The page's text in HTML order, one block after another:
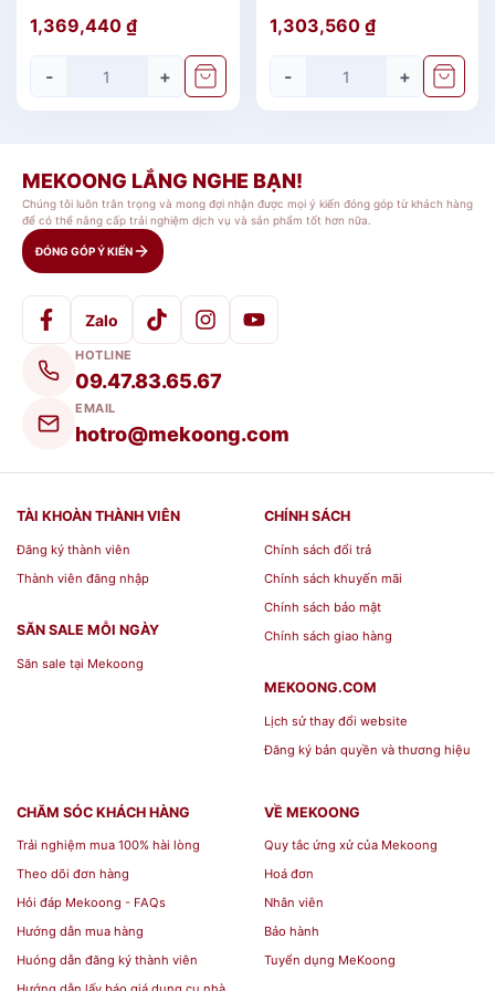
duyên dáng. Đặc biệt, sản phẩm được các nhà
hàng - khách sạn lựa chọn để phục vụ cho thực
Daisy Bóng Bay 36 Sản Phẩm
10 chén cơm 11.5 cm
10 dĩa lót chén cơm 15 cm
10 chén chấm 9 cm
2 dĩa tròn ảo 26 cm
2 dĩa sâu lòng 23 cm
1 tô trung 23 cm
Bộ Đồ Ăn Minh Long Daisy Bóng
Bay 36 Sản Phẩm bao gồm
những gì
Bộ Đồ Ăn Minh Long Daisy Bóng Bay 36 Sản
Phẩmcó đa dạng về chủng loại, mẫu mã và kiểu
dáng. Được thiết kế đẹp mắt và sang trọng. Một
bộ bàn ăn gốm sứ cao cấp Minh Long sẽ bao
gồm những những sản phẩm cơ bản như:
Chén sứ Minh Long
Dĩa sứ Minh Long
Tô sứ Minh Long
Ngoài ra, một bộ bàn ăn Minh Long full combo sẽ
có thêm các sản phẩm sau: Thố, đĩa lót, đĩa súp,
Trắng
1,369,440 ₫
- +
Jasmine Vinh Quy
Nhạt Giá rẻ
1,303,560 ₫
- +
MEKOONG LẮNG NGHE BẠN!
Chúng tôi luôn trân trọng và mong đợi nhận được mọi ý kiến đóng góp từ khách hàng
để có thể nâng cấp trải nghiệm dịch vụ và sản phẩm tốt hơn nữa.
ĐÓNG GÓP Ý KIẾN
Zalo
HOTLINE
09.47.83.65.67
EMAIL
hotro@mekoong.com
TÀI KHOÀN THÀNH VIÊN
Đăng ký thành viên
Thành viên đăng nhập
SĂN SALE MỖI NGÀY
Săn sale tại Mekoong
CHÍNH SÁCH
Chính sách đổi trả
Chính sách khuyến mãi
Chính sách bảo mật
Chính sách giao hàng
MEKOONG.COM
Lịch sử thay đổi website
Đăng ký bản quyền và thương hiệu
CHĂM SÓC KHÁCH HÀNG
Trải nghiệm mua 100% hài lòng
Theo dõi đơn hàng
Hỏi đáp Mekoong - FAQs
Hướng dẫn mua hàng
Huóng dẫn đăng ký thành viên
VỀ MEKOONG
Quy tắc ứng xử của Mekoong
Hoá đơn
Nhân viên
Bảo hành
Tuyển dụng MeKoong